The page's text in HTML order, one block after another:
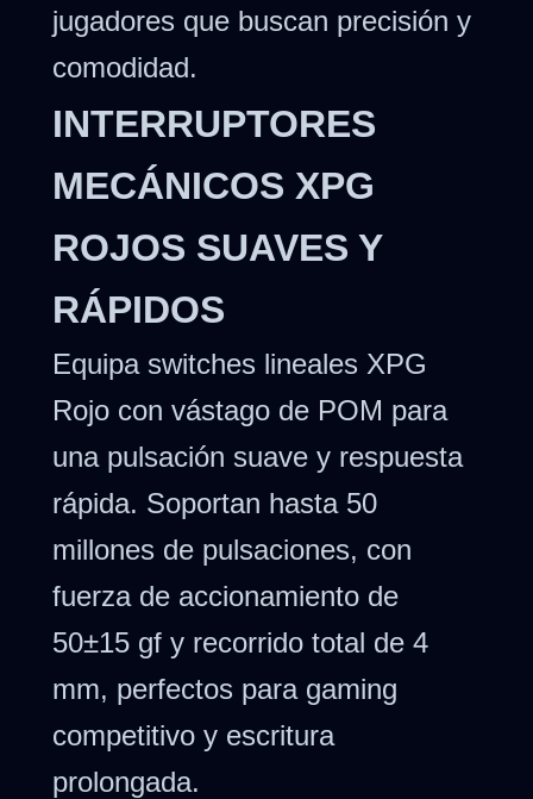
jugadores que buscan precisión y
comodidad.
INTERRUPTORES
MECÁNICOS XPG
ROJOS SUAVES Y
RÁPIDOS
Equipa switches lineales XPG
Rojo con vástago de POM para
una pulsación suave y respuesta
rápida. Soportan hasta 50
millones de pulsaciones, con
fuerza de accionamiento de
50±15 gf y recorrido total de 4
mm, perfectos para gaming
competitivo y escritura
prolongada.